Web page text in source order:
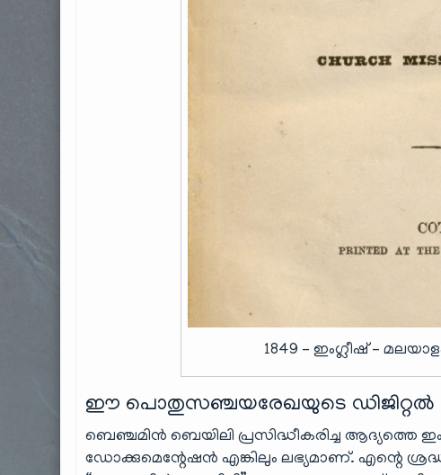
1849 – ഇംഗ്ലീഷ് –
ഈ പൊതുസഞ്ചയരേഖയുടെ ഡിജിറ്റൽ
ബെഞ്ചമിൻ ബെയിലി പ്രസിദ്ധീകരിച്ച ആദ്യത്തെ
ഡോക്കുമെന്റേഷൻ എങ്കിലും ലഭ്യമാണ്. എന്റെ